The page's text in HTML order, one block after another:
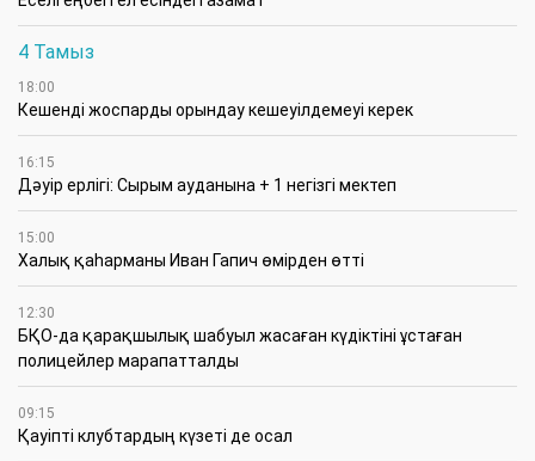
4 Тамыз
18:00
Кешенді жоспарды орындау кешеуілдемеуі керек
16:15
Дәуір ерлігі: Сырым ауданына + 1 негізгі мектеп
15:00
Халық қаһарманы Иван Гапич өмірден өтті
12:30
БҚО-да қарақшылық шабуыл жасаған күдіктіні ұстаған
полицейлер марапатталды
09:15
Қауіпті клубтардың күзеті де осал